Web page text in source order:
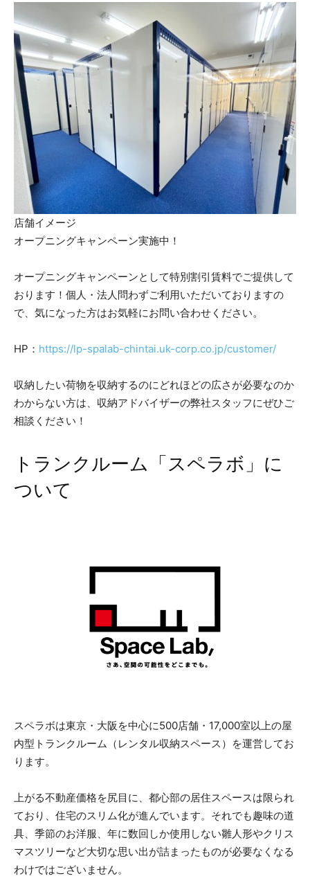
店舗イメージ
オープニングキャンペーン実施中！
オープニングキャンペーンとして特別割引賃料でご提供して
おります！個人・法人問わずご利用いただいておりますの
で、気になった方はお気軽にお問い合わせください。
HP： https://lp-spalab-chintai.uk-corp.co.jp/customer/
収納したい荷物を収納するのにどれほどの広さが必要なのか
わからない方は、収納アドバイザーの弊社スタッフにぜひご
相談ください！
トランクルーム「スペラボ」に
ついて
スペラボは東京・大阪を中心に500店舗・17,000室以上の屋
内型トランクルーム（レンタル収納スペース）を運営してお
ります。
上がる不動産価格を尻目に、都心部の居住スペースは限られ
ており、住宅のスリム化が進んでいます。それでも趣味の道
具、季節のお洋服、年に数回しか使用しない雛人形やクリス
マスツリーなど大切な思い出が詰まったものが必要なくなる
わけではございません。